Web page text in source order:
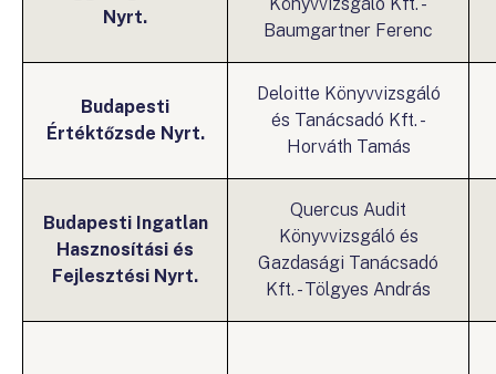
Nyrt.
Baumgartner Ferenc
Budapesti
Értéktőzsde Nyrt.
Deloitte Könyvvizsgáló
és Tanácsadó Kft. -
Horváth Tamás
Budapesti Ingatlan
Hasznosítási és
Fejlesztési Nyrt.
Quercus Audit
Könyvvizsgáló és
Gazdasági Tanácsadó
Kft. - Tölgyes András